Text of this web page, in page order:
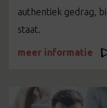
authentiek gedrag,
staat.
meer informatie